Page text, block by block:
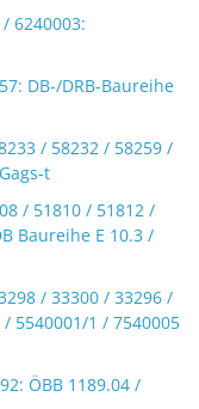
6240003:
DB-/DRB-Baureihe
/ 58232 / 58259 /
t
/ 51810 / 51812 /
Baureihe E 10.3 /
/ 33300 / 33296 /
5540001/1 / 7540005
ÖBB 1189.04 /